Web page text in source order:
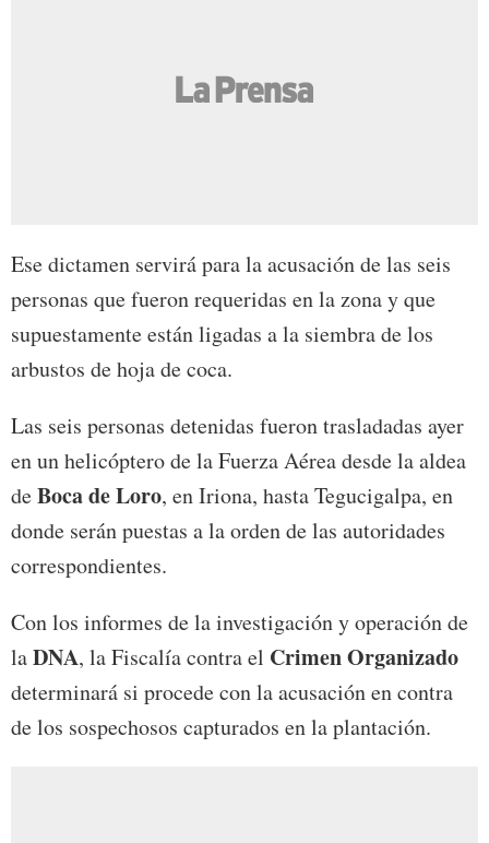
Ese dictamen servirá para la acusación de las seis
personas que fueron requeridas en la zona y que
supuestamente están ligadas a la siembra de los
arbustos de hoja de coca.
Las seis personas detenidas fueron trasladadas ayer
en un helicóptero de la Fuerza Aérea desde la aldea
deBoca de Loro, en Iriona, hasta Tegucigalpa, en
donde serán puestas a la orden de las autoridades
correspondientes.
Con los informes de la investigación y operación de
laDNA, la Fiscalía contra el Crimen Organizado
determinará si procede con la acusación en contra
de los sospechosos capturados en la plantación.